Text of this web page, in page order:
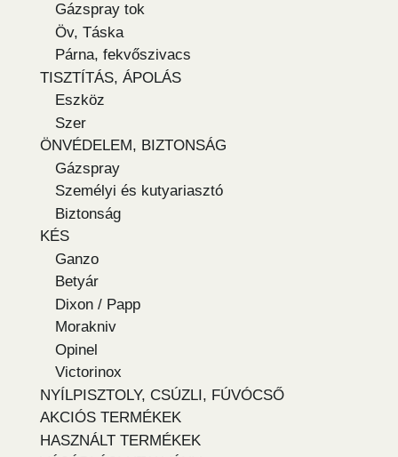
Gázspray tok
Öv, Táska
Párna, fekvőszivacs
TISZTÍTÁS, ÁPOLÁS
Eszköz
Szer
ÖNVÉDELEM, BIZTONSÁG
Gázspray
Személyi és kutyariasztó
Biztonság
KÉS
Ganzo
Betyár
Dixon / Papp
Morakniv
Opinel
Victorinox
NYÍLPISZTOLY, CSÚZLI, FÚVÓCSŐ
AKCIÓS TERMÉKEK
HASZNÁLT TERMÉKEK